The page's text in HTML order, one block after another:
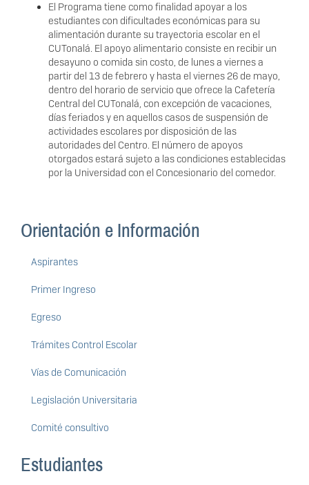
El Programa tiene como finalidad apoyar a los
estudiantes con dificultades económicas para su
alimentación durante su trayectoria escolar en el
CUTonalá. El apoyo alimentario consiste en recibir un
desayuno o comida sin costo, de lunes a viernes a
partir del 13 de febrero y hasta el viernes 26 de mayo,
dentro del horario de servicio que ofrece la Cafetería
Central del CUTonalá, con excepción de vacaciones,
días feriados y en aquellos casos de suspensión de
actividades escolares por disposición de las
autoridades del Centro. El número de apoyos
otorgados estará sujeto a las condiciones establecidas
por la Universidad con el Concesionario del comedor.
Orientación e Información
Aspirantes
Primer Ingreso
Egreso
Trámites Control Escolar
Vías de Comunicación
Legislación Universitaria
Comité consultivo
Estudiantes